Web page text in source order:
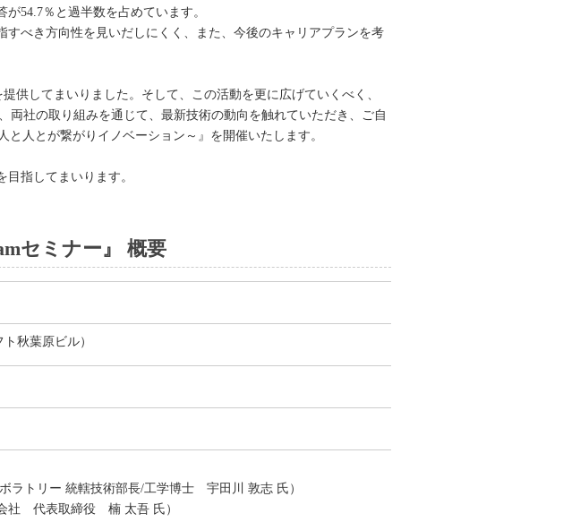
54.7％と過半数を占めています。
べき方向性を見いだしにくく、また、今後のキャリアプランを考
供してまいりました。そして、この活動を更に広げていくべく、
社の取り組みを通じて、最新技術の動向を触れていただき、ご自
人とが繋がりイノベーション～』を開催いたします。
指してまいります。
セミナー』 概要
秋葉原ビル）
ラトリー 統轄技術部長/工学博士 宇田川 敦志 氏）
社 代表取締役 楠 太吾 氏）